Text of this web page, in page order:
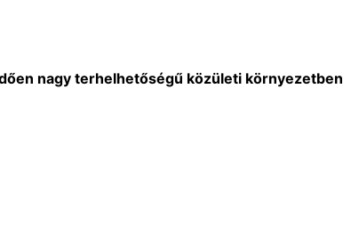
nagy terhelhetőségű közületi környezetben